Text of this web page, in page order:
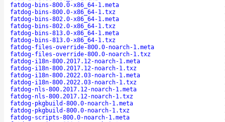
fatdog-bins-800.0-x86_64-1.meta
fatdog-bins-800.0-x86_64-1.txz
fatdog-bins-802.0-x86_64-1.meta
fatdog-bins-802.0-x86_64-1.txz
fatdog-bins-813.0-x86_64-1.meta
fatdog-bins-813.0-x86_64-1.txz
fatdog-files-override-800.0-noarch-1.meta
fatdog-files-override-800.0-noarch-1.txz
fatdog-i18n-800.2017.12-noarch-1.meta
fatdog-i18n-800.2017.12-noarch-1.txz
fatdog-i18n-800.2022.03-noarch-1.meta
fatdog-i18n-800.2022.03-noarch-1.txz
fatdog-nls-800.2017.12-noarch-1.meta
fatdog-nls-800.2017.12-noarch-1.txz
fatdog-pkgbuild-800.0-noarch-1.meta
fatdog-pkgbuild-800.0-noarch-1.txz
fatdog-scripts-800.0-noarch-1.meta